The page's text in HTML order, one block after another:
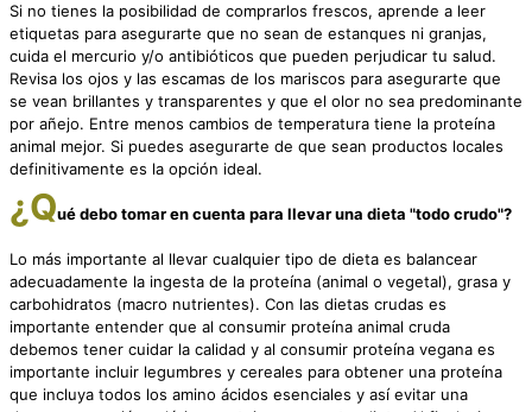
Si no tienes la posibilidad de comprarlos frescos, aprende a leer
etiquetas para asegurarte que no sean de estanques ni granjas,
cuida el mercurio y/o antibióticos que pueden perjudicar tu salud.
Revisa los ojos y las escamas de los mariscos para asegurarte que
se vean brillantes y transparentes y que el olor no sea predominante
por añejo. Entre menos cambios de temperatura tiene la proteína
animal mejor. Si puedes asegurarte de que sean productos locales
definitivamente es la opción ideal.
¿Qué debo tomar en cuenta para llevar una dieta "todo crudo"?
Lo más importante al llevar cualquier tipo de dieta es balancear
adecuadamente la ingesta de la proteína (animal o vegetal), grasa y
carbohidratos (macro nutrientes). Con las dietas crudas es
importante entender que al consumir proteína animal cruda
debemos tener cuidar la calidad y al consumir proteína vegana es
importante incluir legumbres y cereales para obtener una proteína
que incluya todos los amino ácidos esenciales y así evitar una